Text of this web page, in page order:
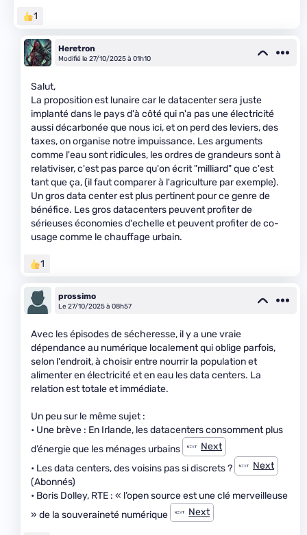
1
Heretron
Modifié le 27/10/2025 à 01h10
Salut,
La proposition est lunaire car le datacenter sera juste
implanté dans le pays d'à côté qui n'a pas une électricité
aussi décarbonée que nous ici, et on perd des leviers, des
taxes, on organise notre impuissance. Les arguments
comme l'eau sont ridicules, les ordres de grandeurs sont à
relativiser, c'est pas parce qu'on écrit "milliard" que c'est
tant que ça, (il faut comparer à l'agriculture par exemple).
Un gros data center est plus pertinent pour ce genre de
bénéfice. Les gros datacenters peuvent profiter de
sérieuses économies d'echelle et peuvent profiter de co-
usage comme le chauffage urbain.
1
prossimo
Le 27/10/2025 à 08h57
Avec les épisodes de sécheresse, il y a une vraie
dépendance au numérique localement qui oblige parfois,
selon l'endroit, à choisir entre nourrir la population et
alimenter en électricité et en eau les data centers. La
relation est totale et immédiate.
Un peu sur le même sujet :
• Une brève : En Irlande, les datacenters consomment plus
d’énergie que les ménages urbains
Next
• Les data centers, des voisins pas si discrets ?
Next
(Abonnés)
• Boris Dolley, RTE : « l’open source est une clé merveilleuse
» de la souveraineté numérique
Next